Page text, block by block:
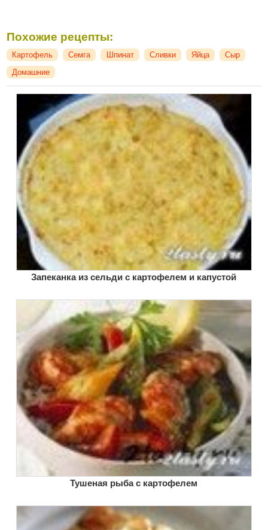
Похожие рецепты:
Картофель Семга Шпинат Сливки Яйца
Сыр
Домашние
Запеканка из сельди с картофелем и капустой
Тушеная рыба с картофелем